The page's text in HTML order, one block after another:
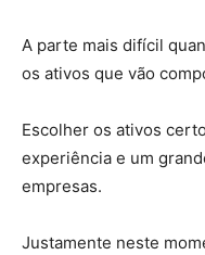
A parte mais difícil
os ativos que vão
Escolher os ativos
experiência e um
empresas.
Justamente neste